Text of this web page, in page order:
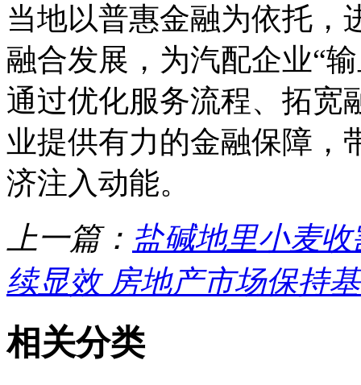
当地以普惠金融为依托，
融合发展，为汽配企业“
通过优化服务流程、拓宽
业提供有力的金融保障，
济注入动能。
上一篇： 盐碱地里小麦收
续显效 房地产市场保持
相关分类